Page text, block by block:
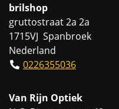
brilshop
gruttostraat 2a 2a
1715VJ Spanbroek
Nederland
0226355036
Van Rijn Optiek